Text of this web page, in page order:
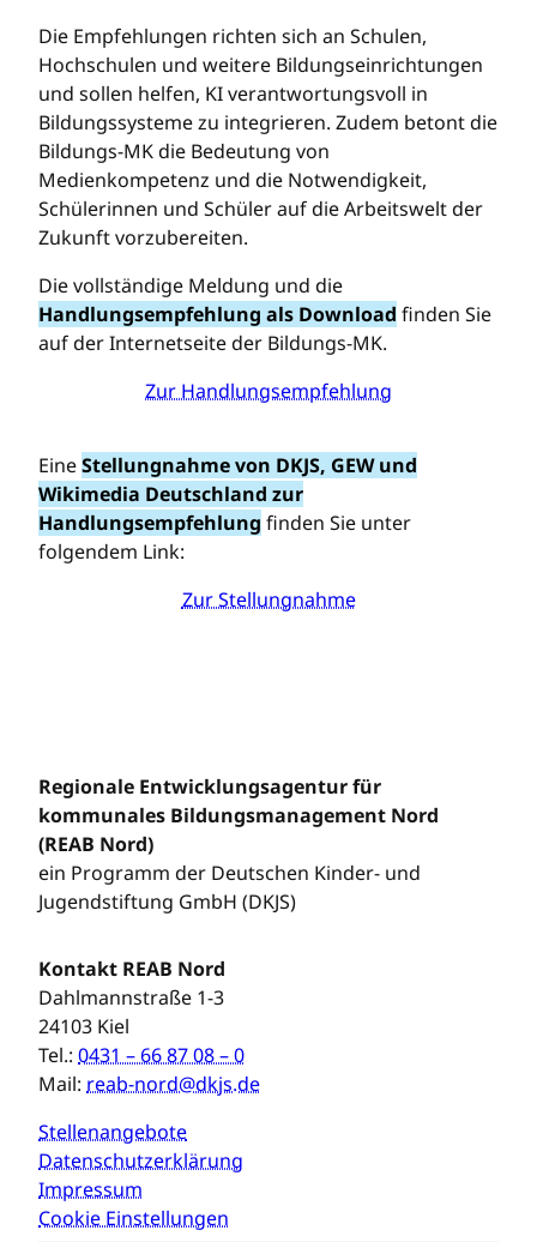
Die Empfehlungen richten sich an Schulen,
Hochschulen und weitere Bildungseinrichtungen
und sollen helfen, KI verantwortungsvoll in
Bildungssysteme zu integrieren. Zudem betont die
Bildungs-MK die Bedeutung von
Medienkompetenz und die Notwendigkeit,
Schülerinnen und Schüler auf die Arbeitswelt der
Zukunft vorzubereiten.
Die vollständige Meldung und die
Handlungsempfehlung als Download finden Sie
auf der Internetseite der Bildungs-MK.
Zur Handlungsempfehlung
EineStellungnahme von DKJS, GEW und
Wikimedia Deutschland zur
Handlungsempfehlung finden Sie unter
folgendem Link:
Zur Stellungnahme
Regionale Entwicklungsagentur für
kommunales Bildungsmanagement Nord
(REAB Nord)
ein Programm der Deutschen Kinder- und
Jugendstiftung GmbH (DKJS)
Kontakt REAB Nord
Dahlmannstraße 1-3
24103 Kiel
Tel.: 0431 – 66 87 08 – 0
Mail: reab-nord@dkjs.de
Stellenangebote
Datenschutzerklärung
Impressum
Cookie Einstellungen